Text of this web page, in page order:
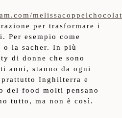
per trasformare i
esempio come
la sacher. In più
di donne che sono
anni, stanno da ogni
Inghilterra e
del food molti pensano
tutto, ma non è così.